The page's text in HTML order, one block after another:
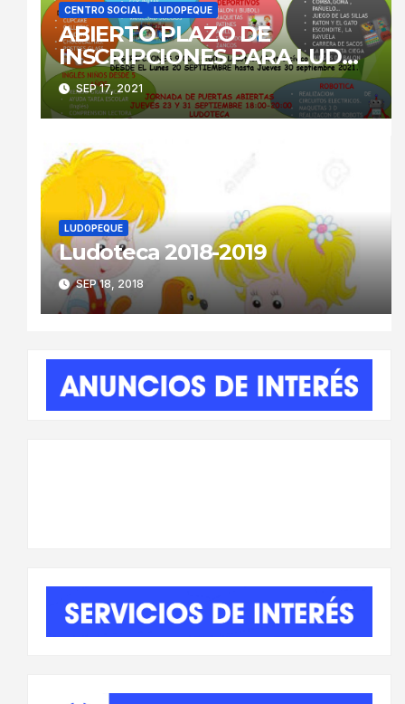
CENTRO SOCIAL LUDOPEQUE
ABIERTO PLAZO DE
INSCRIPCIONES PARA LUDO
PEQUE
SEP 17, 2021
LUDOPEQUE
Ludoteca 2018-2019
SEP 18, 2018